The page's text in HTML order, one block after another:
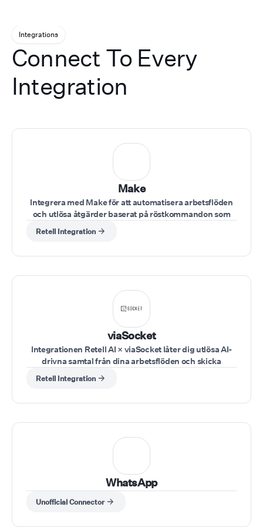
positioning", while we handle
the heavy lifting of running a
reliable, scalable voice AI
infrastructure.
Integrations
Connect To Every
Integration
Make
Integrera med Make för att automatisera arbetsflöden
och utlösa åtgärder baserat på röstkommandon som
ges under samtalet.
Retell Integration
viaSocket
Integrationen Retell AI × viaSocket låter dig utlösa AI-
drivna samtal från dina arbetsflöden och skicka
resultat till dina verktyg i realtid. Utlös arbetsflöden
från valfri app (CRM, formulär, kalkylark, webhooks),
dynamiskt, och fånga samtalsutfall för att skicka dem
Retell Integration
WhatsApp
Unofficial Connector